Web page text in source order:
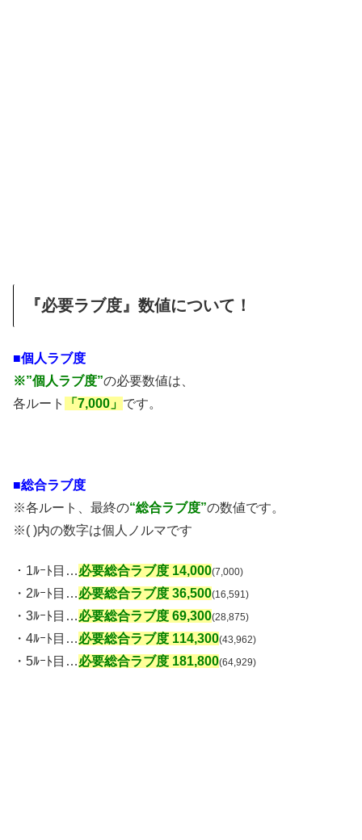
『必要ラブ度』数値について！
■個人ラブ度
※”個人ラブ度”の必要数値は、
各ルート
「7,000」 です。
■総合ラブ度
※各ルート、最終の“総合ラブ度”の数値です。
※( )内の数字は個人ノルマです
・1ﾙｰﾄ目…必要総合ラブ度 14,000(7,000)
・2ﾙｰﾄ目…必要総合ラブ度 36,500(16,591)
・3ﾙｰﾄ目…必要総合ラブ度 69,300(28,875)
・4ﾙｰﾄ目…必要総合ラブ度 114,300(43,962)
・5ﾙｰﾄ目…必要総合ラブ度 181,800(64,929)